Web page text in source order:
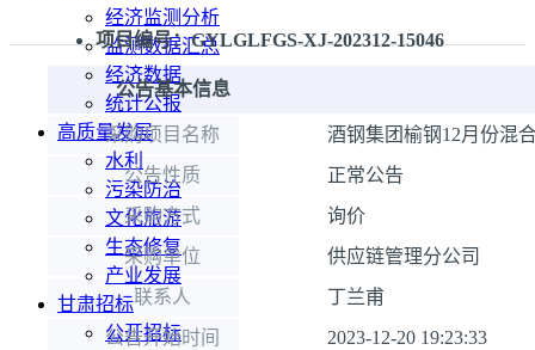
经济监测分析
监测数据汇总
经济数据
统计公报
高质量发展
水利
污染防治
文化旅游
生态修复
产业发展
甘肃招标
公开招标
项目编号：GYLGLFGS-XJ-202312-15046
公告基本信息
采购项目名称
酒钢集团榆钢12月份混
公告性质
正常公告
采购方式
询价
采购单位
供应链管理分公司
联系人
丁兰甫
公告开始时间
2023-12-20 19:23:33